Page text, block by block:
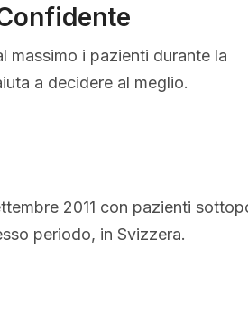
massimo i pazienti durante la
a decidere al meglio.
2011 con pazienti
periodo, in Svizzera.